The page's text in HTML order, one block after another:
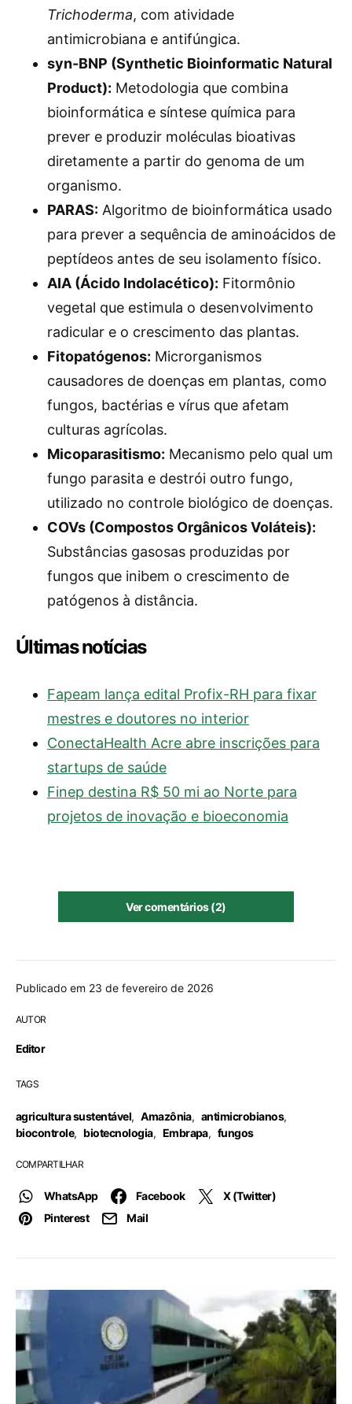
Publicado em 23 de fevereiro de 2026
AUTOR
Editor
TAGS
agricultura sustentável, Amazônia, antimicrobianos,
biocontrole, biotecnologia, Embrapa, fungos
COMPARTILHAR
WhatsApp Facebook
X (Twitter)
Pinterest
Mail
Trichoderma, com atividade
antimicrobiana e antifúngica.
syn-BNP (Synthetic Bioinformatic Natural
Product): Metodologia que combina
bioinformática e síntese química para
prever e produzir moléculas bioativas
diretamente a partir do genoma de um
organismo.
PARAS: Algoritmo de bioinformática usado
para prever a sequência de aminoácidos de
peptídeos antes de seu isolamento físico.
AIA (Ácido Indolacético): Fitormônio
vegetal que estimula o desenvolvimento
radicular e o crescimento das plantas.
Fitopatógenos: Microrganismos
causadores de doenças em plantas, como
fungos, bactérias e vírus que afetam
culturas agrícolas.
Micoparasitismo: Mecanismo pelo qual um
fungo parasita e destrói outro fungo,
utilizado no controle biológico de doenças.
COVs (Compostos Orgânicos Voláteis):
Substâncias gasosas produzidas por
fungos que inibem o crescimento de
patógenos à distância.
Últimas notícias
Fapeam lança edital Profix-RH para fixar
mestres e doutores no interior
ConectaHealth Acre abre inscrições para
startups de saúde
Finep destina R$ 50 mi ao Norte para
projetos de inovação e bioeconomia
Ver comentários (2)